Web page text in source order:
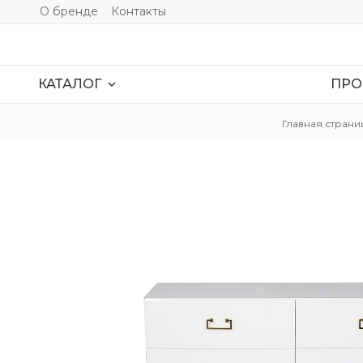
О бренде Контакты
expand_more
Главная